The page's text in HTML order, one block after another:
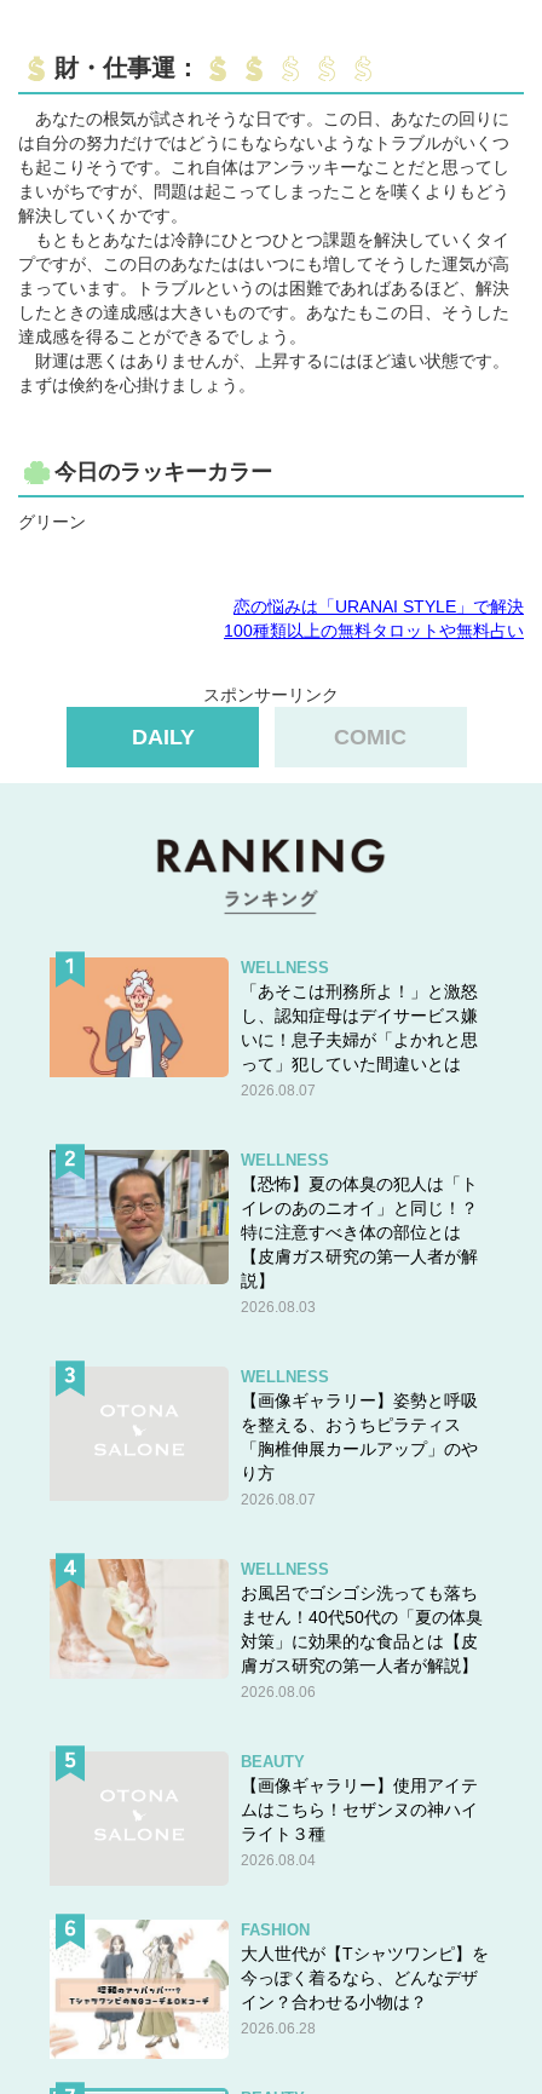
財・仕事運：
あなたの根気が試されそうな日です。この日、あなたの回りに
は自分の努力だけではどうにもならないようなトラブルがいくつ
も起こりそうです。これ自体はアンラッキーなことだと思ってし
まいがちですが、問題は起こってしまったことを嘆くよりもどう
解決していくかです。
もともとあなたは冷静にひとつひとつ課題を解決していくタイ
プですが、この日のあなたははいつにも増してそうした運気が高
まっています。トラブルというのは困難であればあるほど、解決
したときの達成感は大きいものです。あなたもこの日、そうした
達成感を得ることができるでしょう。
財運は悪くはありませんが、上昇するにはほど遠い状態です。
まずは倹約を心掛けましょう。
今日のラッキーカラー
グリーン
恋の悩みは「URANAI STYLE」で解決
100種類以上の無料タロットや無料占い
スポンサーリンク
DAILY COMIC
WELLNESS
「あそこは刑務所よ！」と激怒
し、認知症母はデイサービス嫌
いに！息子夫婦が「よかれと思
って」犯していた間違いとは
2026.08.07
WELLNESS
【恐怖】夏の体臭の犯人は「ト
イレのあのニオイ」と同じ！？
特に注意すべき体の部位とは
【皮膚ガス研究の第一人者が解
説】
2026.08.03
WELLNESS
【画像ギャラリー】姿勢と呼吸
を整える、おうちピラティス
「胸椎伸展カールアップ」のや
り方
2026.08.07
WELLNESS
お風呂でゴシゴシ洗っても落ち
ません！40代50代の「夏の体臭
対策」に効果的な食品とは【皮
膚ガス研究の第一人者が解説】
2026.08.06
BEAUTY
【画像ギャラリー】使用アイテ
ムはこちら！セザンヌの神ハイ
ライト３種
2026.08.04
FASHION
大人世代が【Tシャツワンピ】を
今っぽく着るなら、どんなデザ
イン？合わせる小物は？
2026.06.28